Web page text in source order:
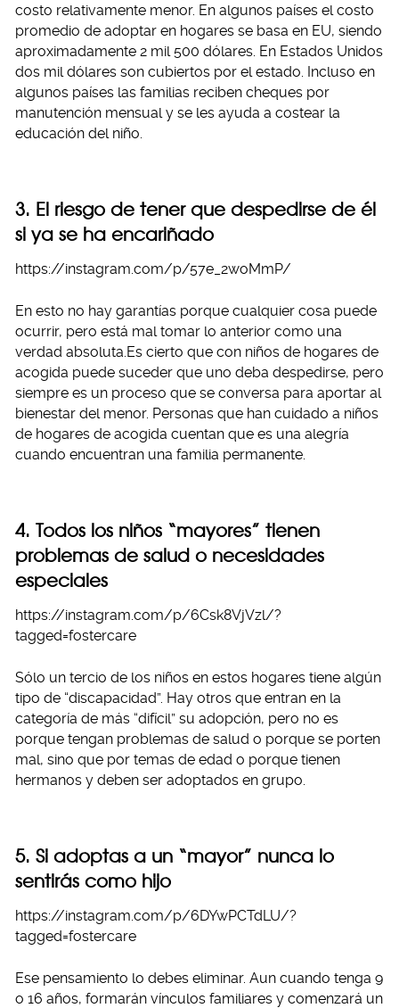
costo relativamente menor. En algunos países el costo
promedio de adoptar en hogares se basa en EU, siendo
aproximadamente 2 mil 500 dólares. En Estados Unidos
dos mil dólares son cubiertos por el estado. Incluso en
algunos países las familias reciben cheques por
manutención mensual y se les ayuda a costear la
educación del niño.
3. El riesgo de tener que despedirse de él
si ya se ha encariñado
https://instagram.com/p/57e_2woMmP/
En esto no hay garantías porque cualquier cosa puede
ocurrir, pero está mal tomar lo anterior como una
verdad absoluta.Es cierto que con niños de hogares de
acogida puede suceder que uno deba despedirse, pero
siempre es un proceso que se conversa para aportar al
bienestar del menor. Personas que han cuidado a niños
de hogares de acogida cuentan que es una alegría
cuando encuentran una familia permanente.
4. Todos los niños “mayores” tienen
problemas de salud o necesidades
especiales
https://instagram.com/p/6Csk8VjVzl/?
tagged=fostercare
Sólo un tercio de los niños en estos hogares tiene algún
tipo de “discapacidad”. Hay otros que entran en la
categoría de más “difícil” su adopción, pero no es
porque tengan problemas de salud o porque se porten
mal, sino que por temas de edad o porque tienen
hermanos y deben ser adoptados en grupo.
5. Si adoptas a un “mayor” nunca lo
sentirás como hijo
https://instagram.com/p/6DYwPCTdLU/?
tagged=fostercare
Ese pensamiento lo debes eliminar. Aun cuando tenga 9
o 16 años, formarán vínculos familiares y comenzará un